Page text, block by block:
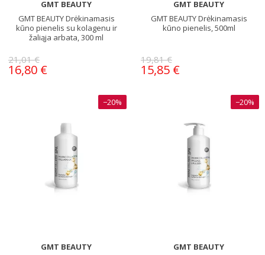
GMT BEAUTY
GMT BEAUTY Drėkinamasis
kūno pienelis su kolagenu ir
žaliąja arbata, 300 ml
21,01 €
16,80 €
GMT BEAUTY
GMT BEAUTY Drėkinamasis
kūno pienelis, 500ml
19,81 €
15,85 €
−20%
GMT BEAUTY
−20%
GMT BEAUTY